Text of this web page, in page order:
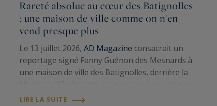
Rareté absolue au cœur des Batignolles
: une maison de ville comme on n'en
vend presque plus
Le 13 juillet 2026, AD Magazine consacrait un
reportage signé Fanny Guénon des Mesnards à
une maison de ville des Batignolles, derrière la
Paris Ouest Sotheby’s International Realty
LIRE LA SUITE